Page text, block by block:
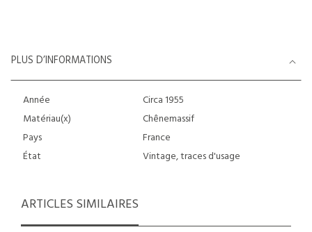
PLUS D’INFORMATIONS
Année
Circa 1955
Matériau(x)
Chênemassif
Pays
France
État
Vintage, traces d'usage
ARTICLES SIMILAIRES